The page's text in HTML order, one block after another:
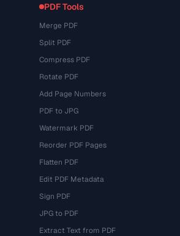
PDF Tools
Merge PDF
Split PDF
Compress PDF
Rotate PDF
Add Page Numbers
PDF to JPG
Watermark PDF
Reorder PDF Pages
Flatten PDF
Edit PDF Metadata
Sign PDF
JPG to PDF
Extract Text from PDF